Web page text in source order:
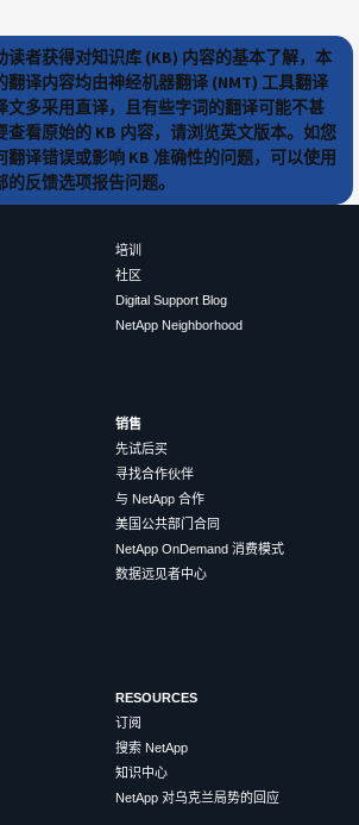
读者获得对知识库 (KB) 内容的基本了解，本
翻译内容均由神经机器翻译 (NMT) 工具翻译
文多采用直译，且有些字词的翻译可能不甚
查看原始的 KB 内容，请浏览英文版本。如您
翻译错误或影响 KB 准确性的问题，可以使用
的反馈选项报告问题。
培训
社区
Digital Support Blog
NetApp Neighborhood
销售
先试后买
寻找合作伙伴
与 NetApp 合作
美国公共部门合同
NetApp OnDemand 消费模式
数据远见者中心
RESOURCES
订阅
搜索 NetApp
知识中心
NetApp 对乌克兰局势的回应